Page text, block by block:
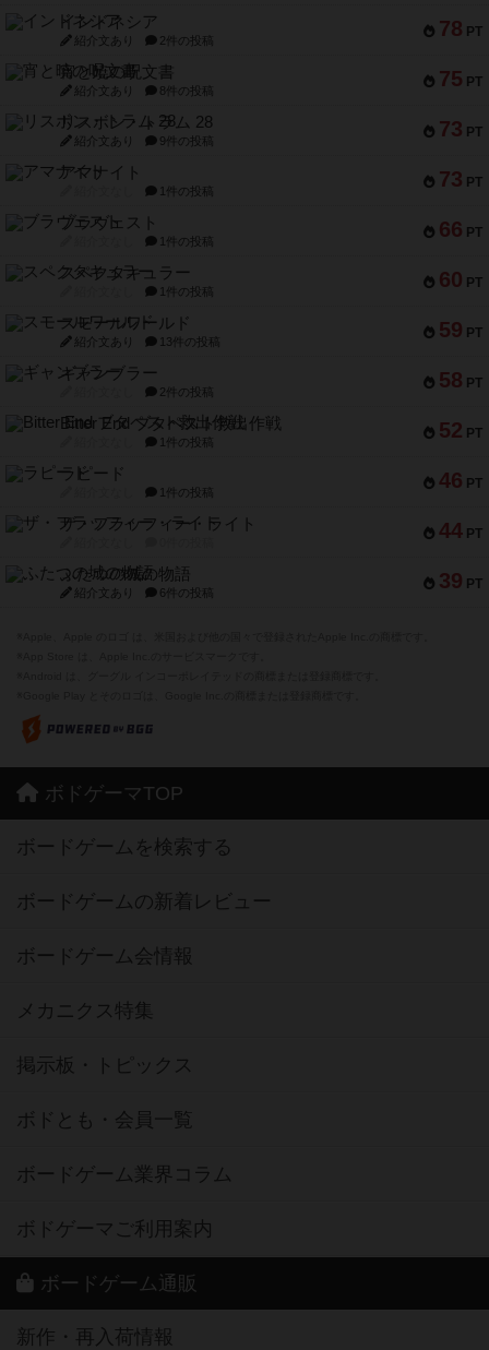
78 PT
インドネシア
紹介文あり 2件の投稿
75 PT
宵と暁の呪文書
紹介文あり 8件の投稿
73 PT
リスボン・トラム 28
紹介文あり 9件の投稿
73 PT
アマナイト
1件の投稿
66 PT
ブラヴェスト
1件の投稿
60 PT
スペクタキュラー
1件の投稿
59 PT
スモールワールド
紹介文あり 13件の投稿
58 PT
ギャンブラー
2件の投稿
52 PT
Bitter End ブタペスト救出作戦
1件の投稿
46 PT
ラピード
1件の投稿
44 PT
ザ・フラッフィー・ライト
39 PT
ふたつの城の物語
紹介文あり 6件の投稿
ボドゲーマTOP
ボードゲームを検索する
ボードゲームの新着レビュー
ボードゲーム会情報
メカニクス特集
掲示板・トピックス
ボドとも・会員一覧
ボードゲーム業界コラム
ボドゲーマご利用案内
ボードゲーム通販
新作・再入荷情報